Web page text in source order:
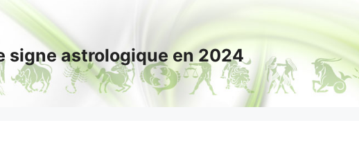
signe astrologique en 2024